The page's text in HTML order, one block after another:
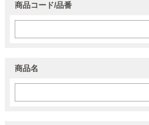
商品コード/品番
商品名